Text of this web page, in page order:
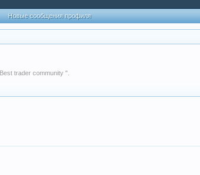
trader community ".
Новые сообщения профиля